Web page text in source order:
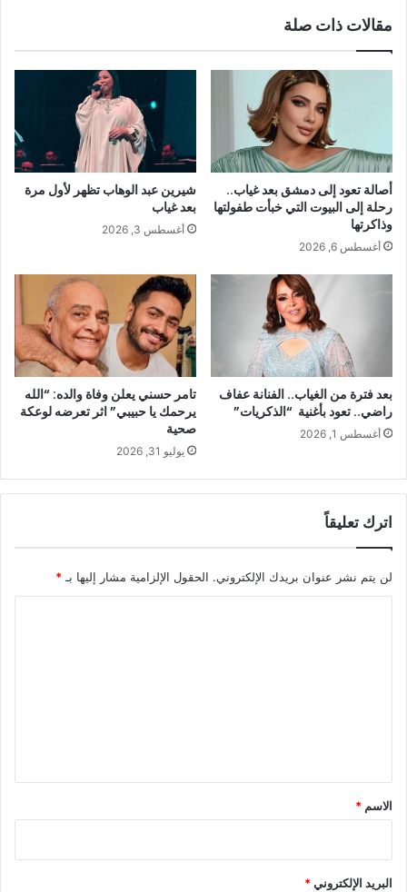
مقالات ذات صلة
أصالة تعود إلى دمشق بعد غياب..
رحلة إلى البيوت التي خبأت طفولتها
وذاكرتها
أغسطس 6, 2026
شيرين عبد الوهاب تظهر لأول مرة
بعد غياب
أغسطس 3, 2026
بعد فترة من الغياب.. الفنانة عفاف
راضي.. تعود بأغنية “الذكريات”
أغسطس 1, 2026
تامر حسني يعلن وفاة والده: “الله
يرحمك يا حبيبي” اثر تعرضه لوعكة
صحية
يوليو 31, 2026
اترك تعليقاً
لن يتم نشر عنوان بريدك الإلكتروني. الحقول الإلزامية مشار إليها بـ *
*
الاسم *
البريد الإلكتروني*